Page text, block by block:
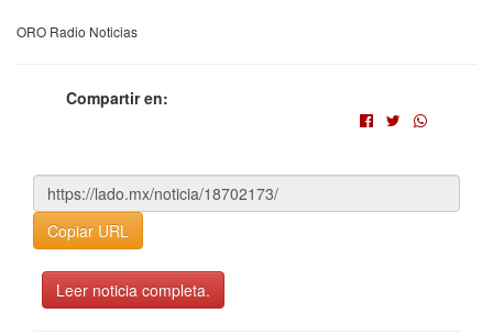
ORO Radio Noticias
Compartir en:
Copiar URL
Leer noticia completa.